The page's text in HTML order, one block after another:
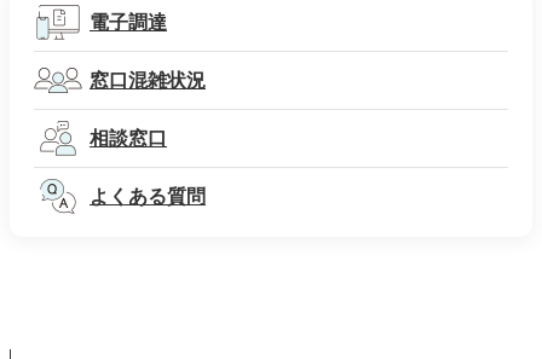
電子調達
窓口混雑状況
相談窓口
よくある質問